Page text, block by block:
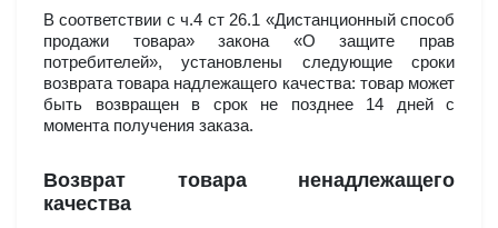
В соответствии с ч.4 ст 26.1 «Дистанционный способ
продажи товара» закона «О защите прав
потребителей», установлены следующие сроки
возврата товара надлежащего качества: товар может
быть возвращен в срок не позднее 14 дней с
момента получения заказа.
Возврат товара ненадлежащего
качества